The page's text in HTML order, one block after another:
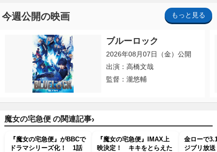
今週公開の映画 もっと見る
ブルーロック
2026年08月07日（金）公開
出演：高橋文哉
監督：瀧悠輔
魔女の宅急便 の関連記事›
『魔女の宅急便』がBBCで
ドラマシリーズ化！ 1話
『魔女の宅急便』IMAX上
映決定！ キキをとらえた
金ローで
ジブリ放